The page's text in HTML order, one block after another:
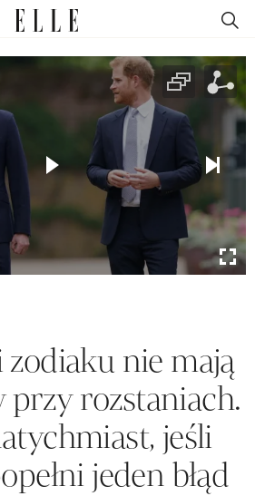
zodiaku nie mają
przy rozstaniach.
jeśli
jeden błąd